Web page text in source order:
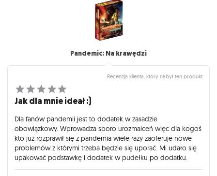
Pandemic: Na krawędzi
Recenzja klienta, który nabył ten produkt
Jak dla mnie ideał :)
Dla fanów pandemii jest to dodatek w zasadzie
obowiązkowy. Wprowadza sporo urozmaiceń więc dla kogoś
kto już rozprawił się z pandemia wiele razy zaoferuje nowe
problemów z którymi trzeba będzie się uporać. Mi udało się
upakować podstawkę i dodatek w pudełku po dodatku.